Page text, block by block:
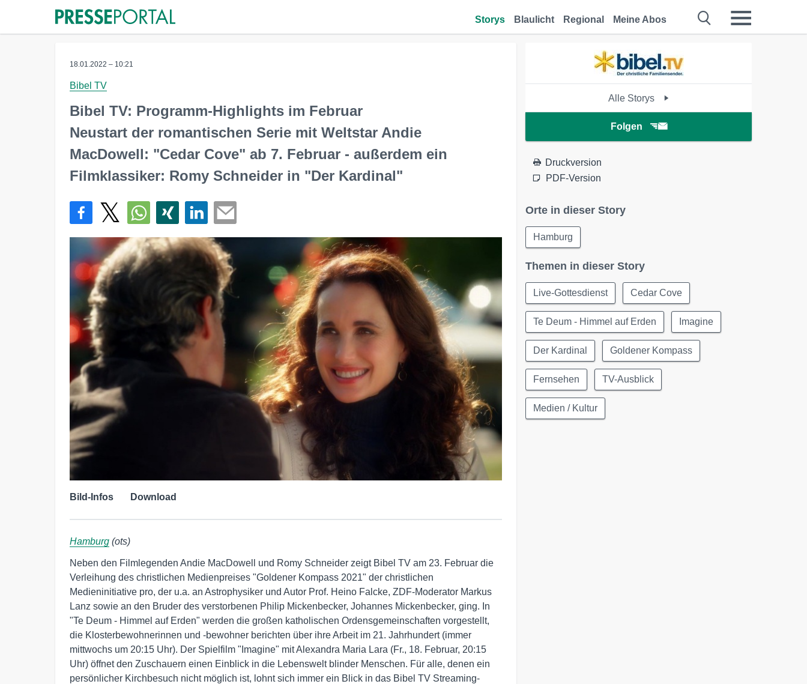
Storys Blaulicht Regional Meine Abos
18.01.2022 – 10:21
Bibel TV
Bibel TV: Programm-Highlights im Februar
Neustart der romantischen Serie mit Weltstar Andie
MacDowell: "Cedar Cove" ab 7. Februar - außerdem ein
Filmklassiker: Romy Schneider in "Der Kardinal"
Bild-Infos Download
Hamburg (ots)
Neben den Filmlegenden Andie MacDowell und Romy Schneider zeigt Bibel TV am 23. Februar die
Verleihung des christlichen Medienpreises "Goldener Kompass 2021" der christlichen
Medieninitiative pro, der u.a. an Astrophysiker und Autor Prof. Heino Falcke, ZDF-Moderator Markus
Lanz sowie an den Bruder des verstorbenen Philip Mickenbecker, Johannes Mickenbecker, ging. In
"Te Deum - Himmel auf Erden" werden die großen katholischen Ordensgemeinschaften vorgestellt,
die Klosterbewohnerinnen und -bewohner berichten über ihre Arbeit im 21. Jahrhundert (immer
mittwochs um 20:15 Uhr). Der Spielfilm "Imagine" mit Alexandra Maria Lara (Fr., 18. Februar, 20:15
Uhr) öffnet den Zuschauern einen Einblick in die Lebenswelt blinder Menschen. Für alle, denen ein
persönlicher Kirchbesuch nicht möglich ist, lohnt sich immer ein Blick in das Bibel TV Streaming-
Alle Storys
Folgen
Druckversion
PDF-Version
Orte in dieser Story
Hamburg
Themen in dieser Story
Live-Gottesdienst Cedar Cove
Te Deum - Himmel auf Erden Imagine
Der Kardinal Goldener Kompass
Fernsehen TV-Ausblick
Medien / Kultur